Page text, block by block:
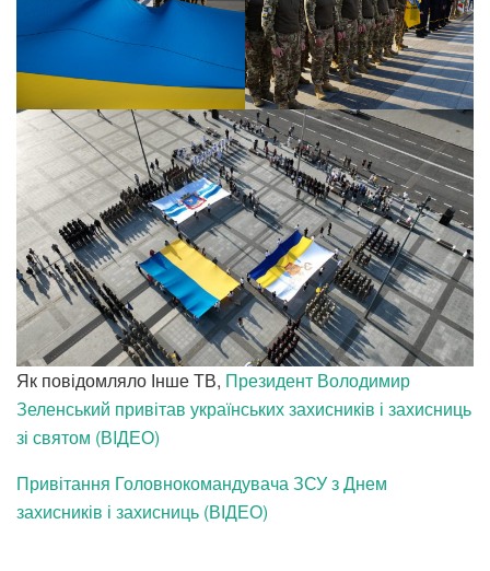
Як повідомляло Інше ТВ, Президент Володимир
Зеленський привітав українських захисників і захисниць
зі святом (ВIДЕО)
Привітання Головнокомандувача ЗСУ з Днем
захисників і захисниць (ВІДЕО)